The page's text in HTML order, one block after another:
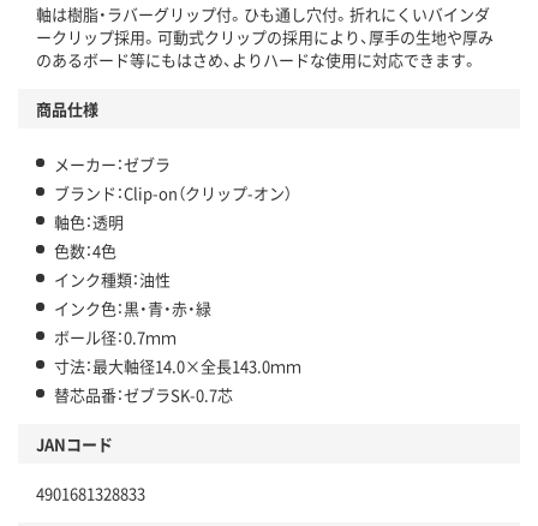
軸は樹脂・ラバーグリップ付。ひも通し穴付。折れにくいバインダ
ークリップ採用。可動式クリップの採用により、厚手の生地や厚み
のあるボード等にもはさめ、よりハードな使用に対応できます。
商品仕様
メーカー：ゼブラ
ブランド：Clip-on（クリップ-オン）
軸色：透明
色数：4色
インク種類：油性
インク色：黒・青・赤・緑
ボール径：0.7ｍｍ
寸法：最大軸径14.0×全長143.0ｍｍ
替芯品番：ゼブラSK-0.7芯
JANコード
4901681328833